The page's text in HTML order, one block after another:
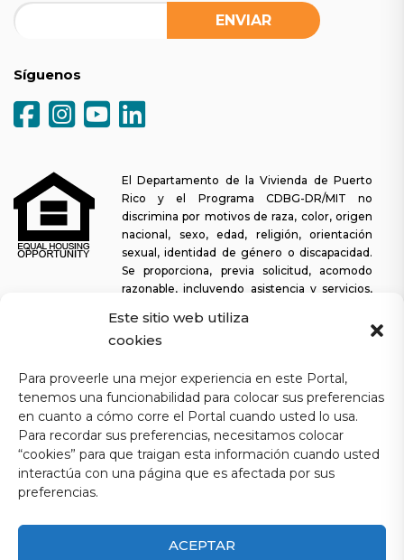
Este sitio web utiliza
cookies
Para proveerle una mejor experiencia en este Portal,
tenemos una funcionabilidad para colocar sus preferencias
en cuanto a cómo corre el Portal cuando usted lo usa.
Para recordar sus preferencias, necesitamos colocar
“cookies” para que traigan esta información cuando usted
interactúa con una página que es afectada por sus
preferencias.
ACEPTAR
Síguenos
El Departamento de la Vivienda de Puerto
Rico y el Programa CDBG-DR/MIT no
discrimina por motivos de raza, color, origen
nacional, sexo, edad, religión, orientación
sexual, identidad de género o discapacidad.
Se proporciona, previa solicitud, acomodo
razonable, incluyendo asistencia y servicios,
oportunidad de participar en todos los programas y actividades. El
Departamento de la Vivienda se esfuerza continuamente por
lectores de pantalla, así como para otras funcionalidades
relacionadas con la accesibilidad, además de proporcionar acceso
a los documentos. Para solicitar asistencia con este sitio web o
copia de un documento específico, puede comunicarse al1-833-
234-2324.
Última actualización: 11-03-2025